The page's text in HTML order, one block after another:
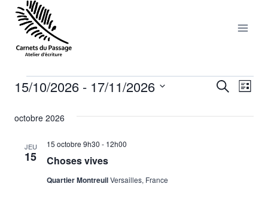
Aller
contenu
Évènements
et
Recherche
Liste
15/10/2026 - 17/11/2026
une
octobre 2026
JEU
15 Choses vives
15 octobre 9h30 - 12h00
Quartier MontreuilVersailles, France